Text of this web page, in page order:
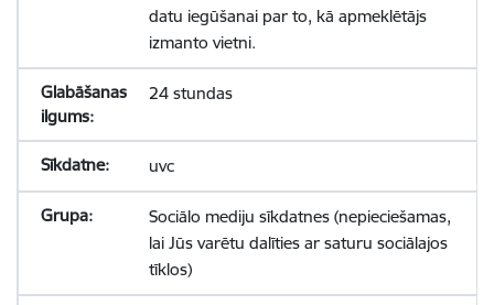
datu iegūšanai par to, kā apmeklētājs
izmanto vietni.
24 stundas
uvc
Sociālo mediju sīkdatnes (nepieciešamas,
lai Jūs varētu dalīties ar saturu sociālajos
tīklos)